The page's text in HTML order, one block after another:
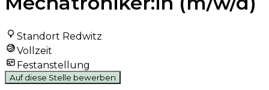
Standort Redwitz
Vollzeit
Festanstellung
Auf diese Stelle bewerben